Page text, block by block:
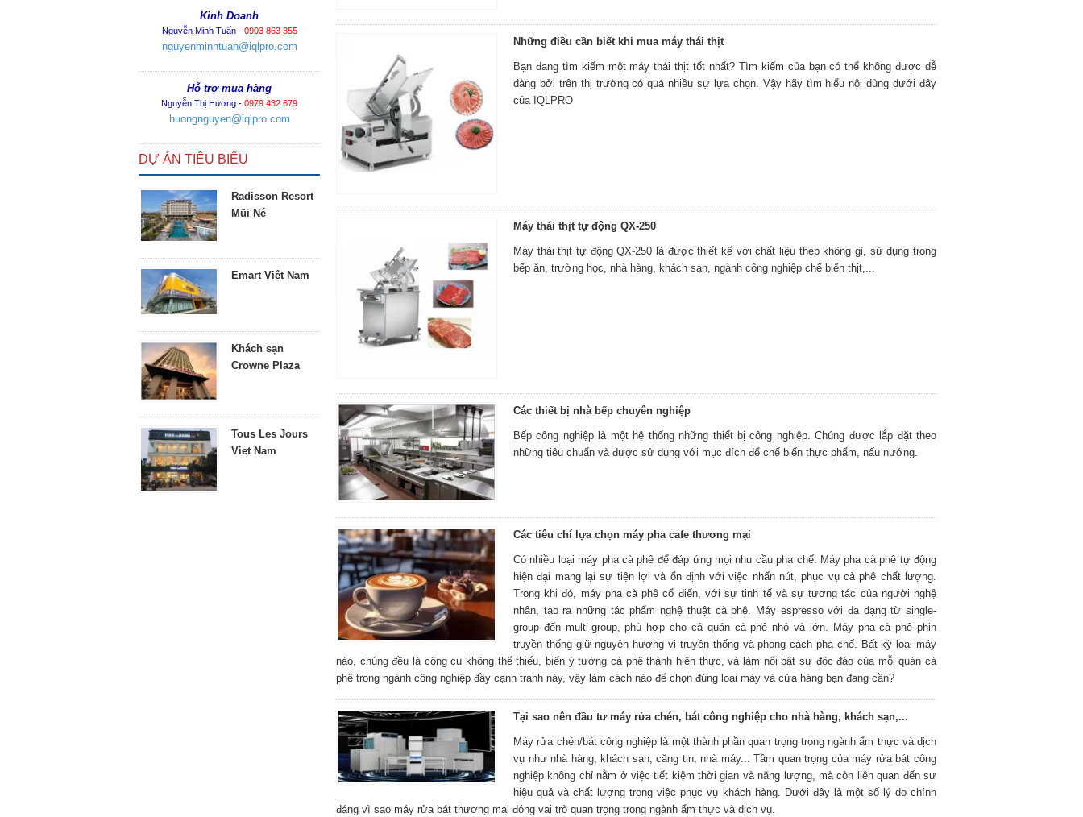
Kinh Doanh
Nguyễn Minh Tuấn - 0903 863 355
nguyenminhtuan@iqlpro.com
Hỗ trợ mua hàng
Nguyễn Thị Hương - 0979 432 679
huongnguyen@iqlpro.com
DỰ ÁN TIÊU BIỂU
Radisson Resort
Mũi Né
Emart Việt Nam
Khách sạn
Crowne Plaza
Tous Les Jours
Viet Nam
Những điều cần biết khi mua máy thái thịt
Bạn đang tìm kiếm một máy thái thịt tốt nhất? Tìm kiếm của bạn có thể không được dễ
dàng bởi trên thị trường có quá nhiều sự lựa chọn. Vậy hãy tìm hiểu nội dùng dưới đây
của IQLPRO
Máy thái thịt tự động QX-250
Máy thái thịt tự động QX-250 là được thiết kế với chất liệu thép không gỉ, sử dụng trong
bếp ăn, trường học, nhà hàng, khách sạn, ngành công nghiệp chế biến thịt,...
Các thiết bị nhà bếp chuyên nghiệp
Bếp công nghiệp là một hệ thống những thiết bị công nghiệp. Chúng được lắp đặt theo
những tiêu chuẩn và được sử dụng với mục đích để chế biến thực phẩm, nấu nướng.
Các tiêu chí lựa chọn máy pha cafe thương mại
Có nhiều loại máy pha cà phê để đáp ứng mọi nhu cầu pha chế. Máy pha cà phê tự động
hiện đại mang lại sự tiện lợi và ổn định với việc nhấn nút, phục vụ cà phê chất lượng.
Trong khi đó, máy pha cà phê cổ điển, với sự tinh tế và sự tương tác của người nghệ
nhân, tạo ra những tác phẩm nghệ thuật cà phê. Máy espresso với đa dạng từ single-
group đến multi-group, phù hợp cho cả quán cà phê nhỏ và lớn. Máy pha cà phê phin
truyền thống giữ nguyên hương vị truyền thống và phong cách pha chế. Bất kỳ loại máy
nào, chúng đều là công cụ không thể thiếu, biến ý tưởng cà phê thành hiện thực, và làm nổi bật sự độc đáo của mỗi quán cà
phê trong ngành công nghiệp đầy cạnh tranh này, vậy làm cách nào để chọn đúng loại máy và cửa hàng bạn đang cần?
Tại sao nên đầu tư máy rửa chén, bát công nghiệp cho nhà hàng, khách sạn,...
Máy rửa chén/bát công nghiệp là một thành phần quan trọng trong ngành ẩm thực và dịch
vụ như nhà hàng, khách sạn, căng tin, nhà máy... Tầm quan trọng của máy rửa bát công
nghiệp không chỉ nằm ở việc tiết kiệm thời gian và năng lượng, mà còn liên quan đến sự
hiệu quả và chất lượng trong việc phục vụ khách hàng. Dưới đây là một số lý do chính
đáng vì sao máy rửa bát thương mại đóng vai trò quan trọng trong ngành ẩm thực và dịch vụ.